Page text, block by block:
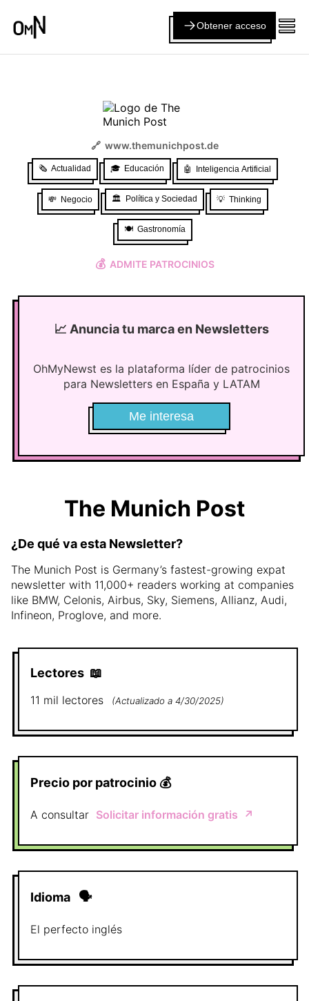
Obtener acceso
🔗 www.themunichpost.de
🗞️ Actualidad 🎓 Educación 🤖 Inteligencia Artificial
💸 Negocio 🏛️ Política y Sociedad 💡 Thinking
🍽️ Gastronomía
💰 ADMITE PATROCINIOS
📈 Anuncia tu marca en Newsletters
OhMyNewst es la plataforma líder de patrocinios
para Newsletters en España y LATAM
Me interesa
The Munich Post
¿De qué va esta Newsletter?
The Munich Post is Germany’s fastest-growing expat
newsletter with 11,000+ readers working at companies
like BMW, Celonis, Airbus, Sky, Siemens, Allianz, Audi,
Infineon, Proglove, and more.
Lectores 📖
11 mil lectores (Actualizado a 4/30/2025)
Precio por patrocinio 💰
A consultar Solicitar información gratis ↗️
Idioma 🗣
El perfecto inglés